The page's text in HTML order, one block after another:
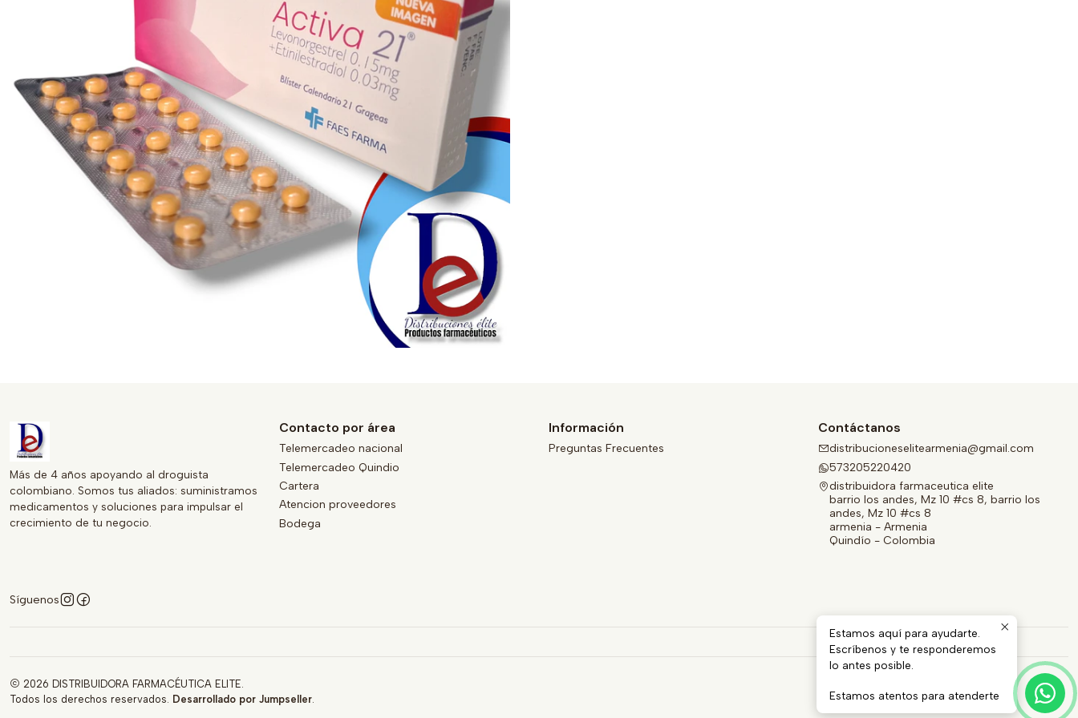
Más de 4 años apoyando al droguista
colombiano. Somos tus aliados: suministramos
medicamentos y soluciones para impulsar el
crecimiento de tu negocio.
Síguenos
Contacto por área
Telemercadeo nacional
Telemercadeo Quindio
Cartera
Atencion proveedores
Bodega
Información
Preguntas Frecuentes
Contáctanos
distribucioneselitearmenia@gmail.com
573205220420
distribuidora farmaceutica elite
barrio los andes, Mz 10 #cs 8, barrio los
andes, Mz 10 #cs 8
armenia - Armenia
Quindío - Colombia
2026 DISTRIBUIDORA FARMACÉUTICA ELITE.
Todos los derechos reservados. Desarrollado por Jumpseller.
Estamos aquí para ayudarte.
Escríbenos y te responderemos
lo antes posible.
Estamos atentos para atenderte